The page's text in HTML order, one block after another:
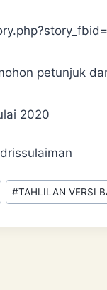
petunjuk
2020
#TAHLILAN VERSI